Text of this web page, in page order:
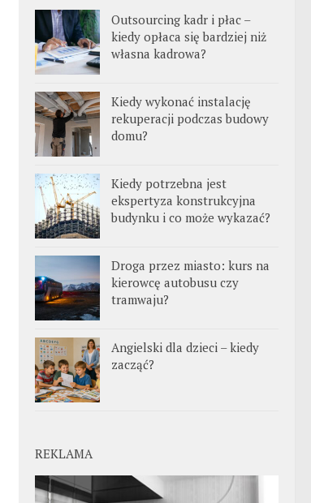
Outsourcing kadr i płac –
kiedy opłaca się bardziej niż
własna kadrowa?
Kiedy wykonać instalację
rekuperacji podczas budowy
domu?
Kiedy potrzebna jest
ekspertyza konstrukcyjna
budynku i co może wykazać?
Droga przez miasto: kurs na
kierowcę autobusu czy
tramwaju?
Angielski dla dzieci – kiedy
zacząć?
REKLAMA